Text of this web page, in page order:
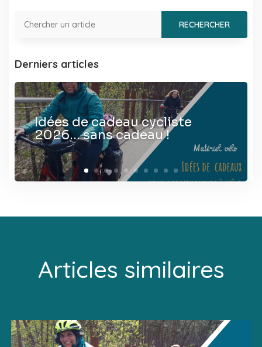
Derniers articles
Idées de cadeau cycliste
2026… sans cadeau !
Articles similaires